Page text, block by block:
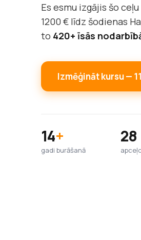
Es esmu izgājis šo
1200 € līdz šodienas
to 420+ īsās
Izmēģināt kursu —
14+
gadi burāšanā
28